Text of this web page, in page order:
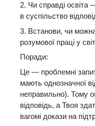
2. Чи справді
в суспільство
3. Встанови, чи
розумової праці у
Поради:
Це — проблемні
мають однозначної
неправильно). Тому
відповідь, а Твоя
вагомі докази на